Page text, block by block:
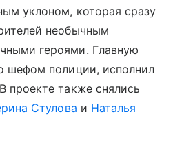
уклоном, которая сразу
необычным
героями. Главную
шефом полиции, исполнил
проекте также снялись
Стулова и Наталья